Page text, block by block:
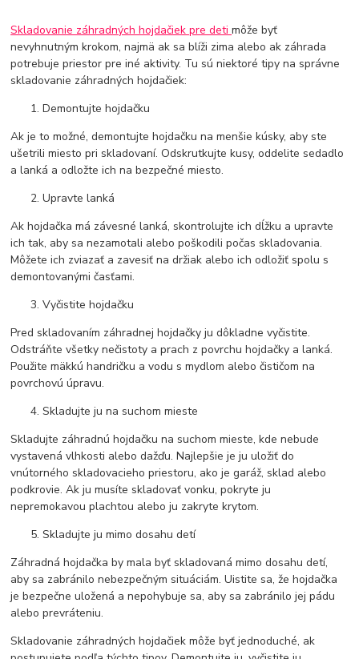
Skladovanie záhradných hojdačiek pre detimôže byť
nevyhnutným krokom, najmä ak sa blíži zima alebo ak záhrada
potrebuje priestor pre iné aktivity. Tu sú niektoré tipy na správne
skladovanie záhradných hojdačiek:
Demontujte hojdačku
Ak je to možné, demontujte hojdačku na menšie kúsky, aby ste
ušetrili miesto pri skladovaní. Odskrutkujte kusy, oddelite sedadlo
a lanká a odložte ich na bezpečné miesto.
Upravte lanká
Ak hojdačka má závesné lanká, skontrolujte ich dĺžku a upravte
ich tak, aby sa nezamotali alebo poškodili počas skladovania.
Môžete ich zviazať a zavesiť na držiak alebo ich odložiť spolu s
demontovanými časťami.
Vyčistite hojdačku
Pred skladovaním záhradnej hojdačky ju dôkladne vyčistite.
Odstráňte všetky nečistoty a prach z povrchu hojdačky a lanká.
Použite mäkkú handričku a vodu s mydlom alebo čističom na
povrchovú úpravu.
Skladujte ju na suchom mieste
Skladujte záhradnú hojdačku na suchom mieste, kde nebude
vystavená vlhkosti alebo dažďu. Najlepšie je ju uložiť do
vnútorného skladovacieho priestoru, ako je garáž, sklad alebo
podkrovie. Ak ju musíte skladovať vonku, pokryte ju
nepremokavou plachtou alebo ju zakryte krytom.
Skladujte ju mimo dosahu detí
Záhradná hojdačka by mala byť skladovaná mimo dosahu detí,
aby sa zabránilo nebezpečným situáciám. Uistite sa, že hojdačka
je bezpečne uložená a nepohybuje sa, aby sa zabránilo jej pádu
alebo prevráteniu.
Skladovanie záhradných hojdačiek môže byť jednoduché, ak